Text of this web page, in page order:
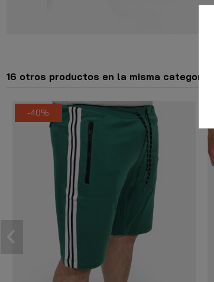
16 otros productos en la misma categoría:
-40%